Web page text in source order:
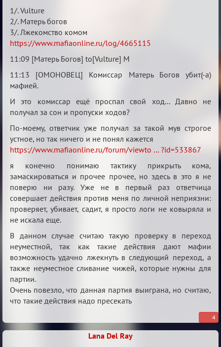
Матерь
богов
1/. Vulture
2/. Матерь богов
3/. Лжекомство комом
https://www.mafiaonline.ru/log/4665115
11:09 [Матерь Богов] to[Vulture] М
11:13 [ОМОНОВЕЦ] Комиссар Матерь Богов убит(-а)
мафией.
И это комиссар ещё проспал свой ход... Давно не
получал за сон и пропуски ходов?
По-моему, ответчик уже получал за такой мув строгое
устное, но так ничего и не понял кажется
https://www.mafiaonline.ru/forum/viewto … ?id=533867
я конечно понимаю тактику прикрыть кома,
замаскироваться и прочее прочее, но здесь в это я не
поверю ни разу. Уже не в первый раз ответчица
совершает действия против меня по личной неприязни:
проверяет, убивает, садит, я просто логи не ковыряла и
не искала еще.
В данном случае считаю такую проверку в переход
неуместной, так как такие действия дают мафии
возможность удачно лжекнуть в следующий переход, а
также неуместное сливание чижей, которые нужны для
партии.
Очень повезло, что данная партия выиграна, но считаю,
что такие действия надо пресекать
4
Lana Del Ray